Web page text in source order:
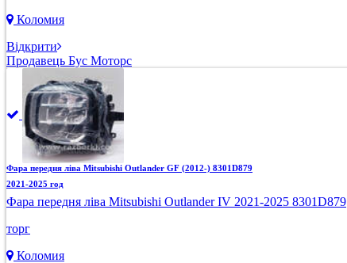
Коломия
Відкрити
Продавець Бус Моторс
Фара передня ліва Mitsubishi Outlander GF (2012-) 8301D879
2021-2025 год
Фара передня ліва Mitsubishi Outlander IV 2021-2025 8301D879
торг
Коломия